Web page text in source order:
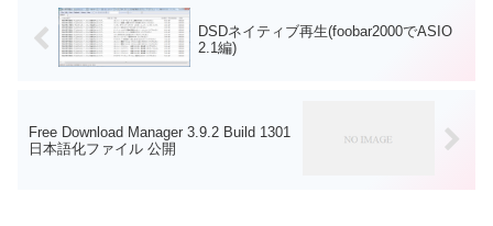
DSDネイティブ再生(foobar2000でASIO
2.1編)
Free Download Manager 3.9.2 Build 1301
日本語化ファイル 公開